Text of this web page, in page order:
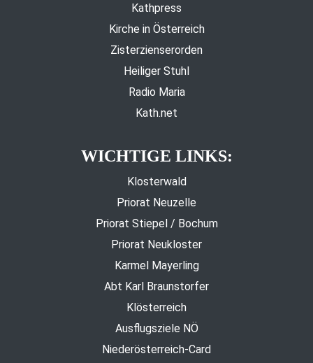
Kathpress
Kirche in Österreich
Zisterzienserorden
Heiliger Stuhl
Radio Maria
Kath.net
WICHTIGE LINKS:
Klosterwald
Priorat Neuzelle
Priorat Stiepel / Bochum
Priorat Neukloster
Karmel Mayerling
Abt Karl Braunstorfer
Klösterreich
Ausflugsziele NÖ
Niederösterreich-Card